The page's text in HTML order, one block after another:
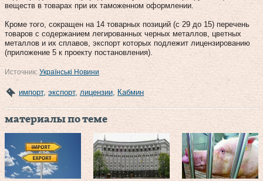
веществ в товарах при их таможенном оформлении.
Кроме того, сокращен на 14 товарных позиций (с 29 до 15) перечень
товаров с содержанием легированных черных металлов, цветных
металлов и их сплавов, экспорт которых подлежит лицензированию
(приложение 5 к проекту постановления).
Источник: Українські Новини
импорт, экспорт, лицензии, Кабмин
материалы по теме